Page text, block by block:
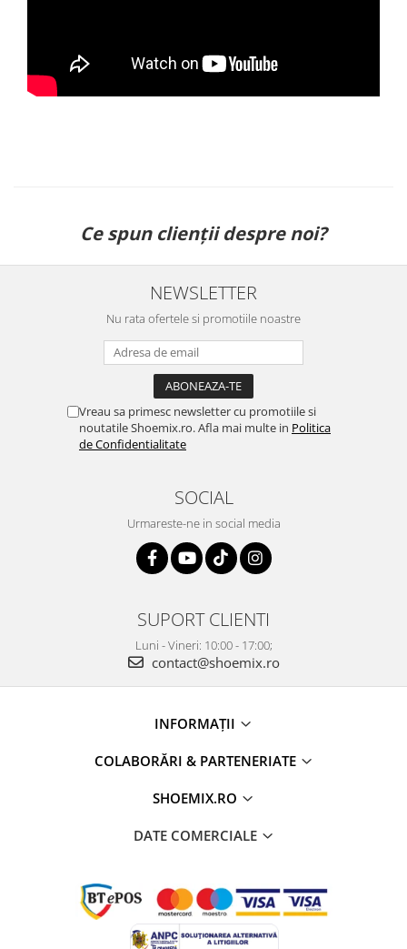
Ce spun clienții despre noi?
NEWSLETTER
Nu rata ofertele si promotiile noastre
Vreau sa primesc newsletter cu promotiile si
noutatile Shoemix.ro. Afla mai multe in Politica
de Confidentialitate
SOCIAL
Urmareste-ne in social media
SUPORT CLIENTI
Luni - Vineri: 10:00 - 17:00;
contact@shoemix.ro
INFORMAȚII
COLABORĂRI & PARTENERIATE
SHOEMIX.RO
DATE COMERCIALE